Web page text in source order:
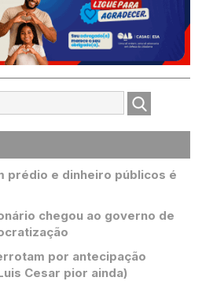
prédio e dinheiro públicos é
chegou ao governo de
por antecipação
Cesar pior ainda)